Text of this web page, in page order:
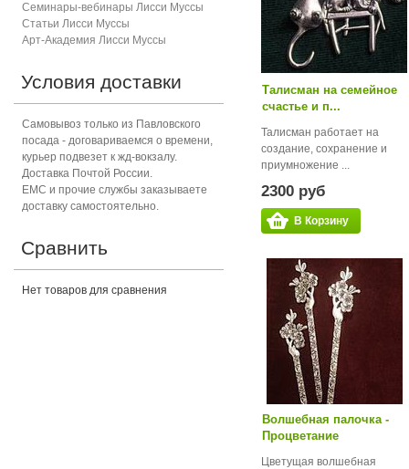
Талисман на семейное
счастье и п...
Талисман работает на
создание, сохранение и
приумножение ...
2300 руб
В Корзину
Волшебная палочка -
Процветание
Цветущая волшебная
Семинары-вебинары Лисси Муссы
Статьи Лисси Муссы
Арт-Академия Лисси Муссы
Условия доставки
Самовывоз только из Павловского
посада - договариваемся о времени,
курьер подвезет к жд-вокзалу.
Доставка Почтой России.
ЕМС и прочие службы заказываете
доставку самостоятельно.
Сравнить
Нет товаров для сравнения